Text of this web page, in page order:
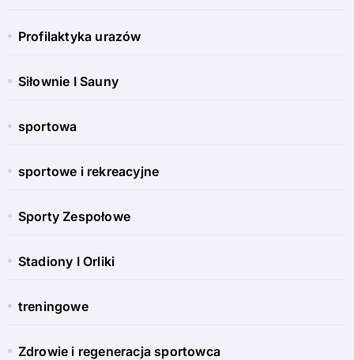
Profilaktyka urazów
Siłownie I Sauny
sportowa
sportowe i rekreacyjne
Sporty Zespołowe
Stadiony I Orliki
treningowe
Zdrowie i regeneracja sportowca